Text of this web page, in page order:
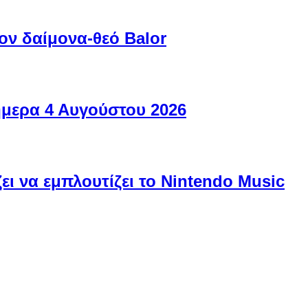
δαίμονα-θεό Balor
4 Αυγούστου 2026
να εμπλουτίζει το Nintendo Music